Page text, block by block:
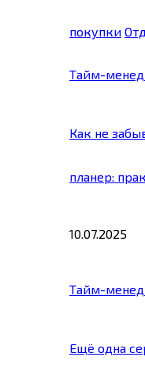
покупки
Тайм-
Как не
планер:
10.07.2025
Тайм-
Ещё одна